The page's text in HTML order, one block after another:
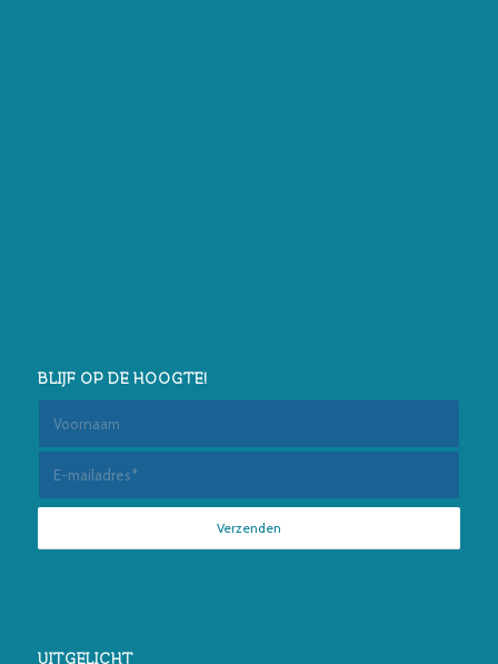
BLIJF OP DE HOOGTE!
UITGELICHT